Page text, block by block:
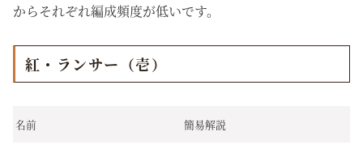
からそれぞれ編成頻度が低いです。
紅・ランサー（壱）
名前 簡易解説